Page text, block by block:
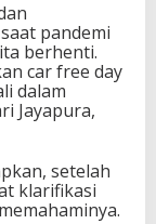
pandemi
berhenti.
car free day
dalam
Jayapura,
setelah
klarifikasi